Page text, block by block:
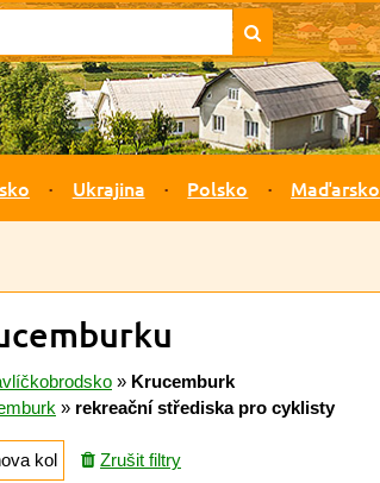
Ukrajina Polsko Maďarsko
» Krucemburk
» rekreační střediska pro cyklisty
kol Zrušit filtry